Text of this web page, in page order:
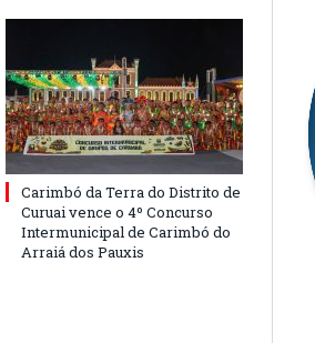
Carimbó da Terra do Distrito de
Curuai vence o 4º Concurso
Intermunicipal de Carimbó do
Arraiá dos Pauxis